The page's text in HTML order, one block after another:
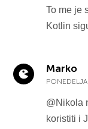
To me je
Kotlin
Marko
@Nikola
koristiti i